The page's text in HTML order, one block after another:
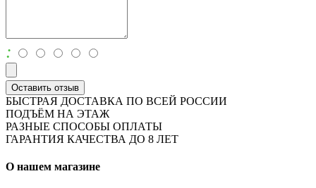
:
Оставить отзыв
БЫСТРАЯ ДОСТАВКА ПО ВСЕЙ РОССИИ
ПОДЪЁМ НА ЭТАЖ
РАЗНЫЕ СПОСОБЫ ОПЛАТЫ
ГАРАНТИЯ КАЧЕСТВА ДО 8 ЛЕТ
О нашем магазине